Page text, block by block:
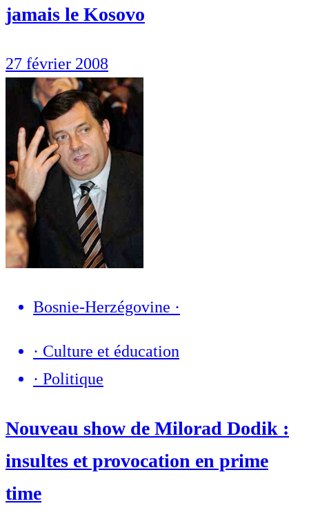
jamais le Kosovo
27 février 2008
Bosnie-Herzégovine ·
· Culture et éducation
· Politique
Nouveau show de Milorad Dodik :
insultes et provocation en prime
time